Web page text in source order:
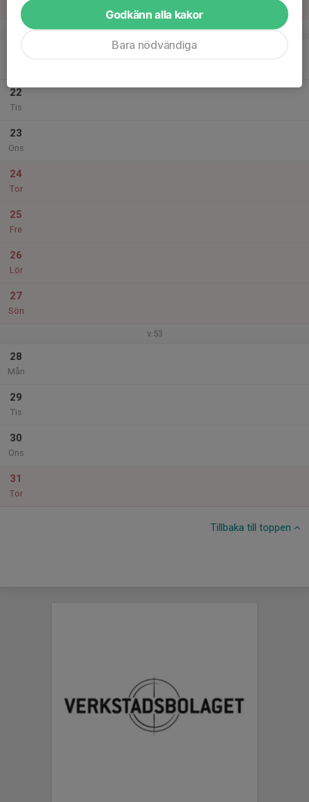
Sön
v.52
22
Tis
23
Ons
24
Tor
25
Fre
26
Lör
27
Sön
v.53
28
Mån
29
Tis
30
Ons
31
Tor
Tillbaka till toppen
Godkänn alla kakor
Bara nödvändiga